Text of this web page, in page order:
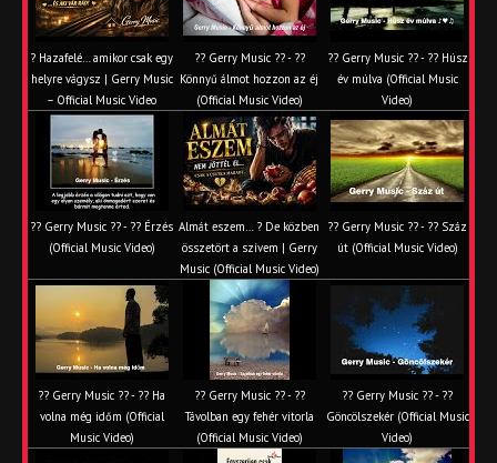
? Hazafelé… amikor csak egy
helyre vágysz | Gerry Music
– Official Music Video
?? Gerry Music ?? - ??
Könnyű álmot hozzon az éj
(Official Music Video)
?? Gerry Music ?? - ?? Húsz
év múlva (Official Music
Video)
?? Gerry Music ?? - ?? Érzés
(Official Music Video)
Almát eszem… ? De közben
összetört a szívem | Gerry
Music (Official Music Video)
?? Gerry Music ?? - ?? Száz
út (Official Music Video)
?? Gerry Music ?? - ?? Ha
volna még időm (Official
Music Video)
?? Gerry Music ?? - ??
Távolban egy fehér vitorla
(Official Music Video)
?? Gerry Music ?? - ??
Göncölszekér (Official Music
Video)